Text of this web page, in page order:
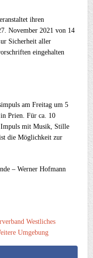
ihren
November 2021 von 14
Sicherheit aller
eingehalten
am Freitag um 5
Prien. Für ca. 10
mit Musik, Stille
die Möglichkeit zur
– Werner Hofmann
Westliches
Umgebung